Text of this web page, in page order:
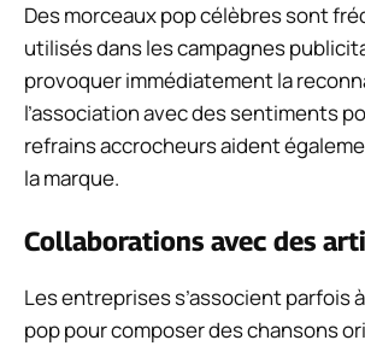
Des morceaux pop célèbres sont
utilisés dans les campagnes
provoquer immédiatement la
l’association avec des sentiments
refrains accrocheurs aident
la marque.
Collaborations avec des
Les entreprises s’associent parfois
pop pour composer des chansons